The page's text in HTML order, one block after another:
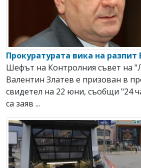
Прокуратурата вика на
Шефът на Контролния съвет на
Валентин Златев е призован в
свидетел на 22 юни, съобщи "24
са заяв ...